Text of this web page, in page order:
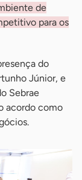
de
para os
do
Júnior, e
Sebrae
acordo como